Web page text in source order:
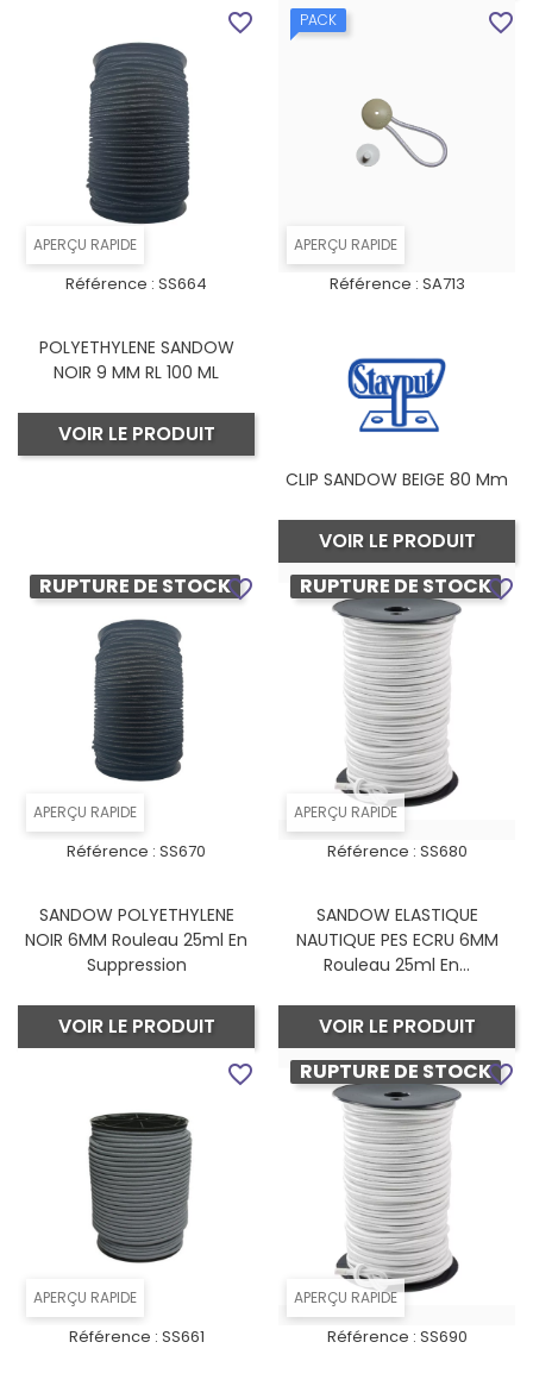
APERÇU RAPIDE
Référence : SS664
POLYETHYLENE SANDOW
NOIR 9 MM RL 100 ML
VOIR LE PRODUIT
favorite_border
APERÇU RAPIDE
PACK
Référence : SA713
CLIP SANDOW BEIGE 80 Mm
VOIR LE PRODUIT
favorite_border
APERÇU RAPIDE
RUPTURE DE STOCK
Référence : SS670
SANDOW POLYETHYLENE
NOIR 6MM Rouleau 25ml En
Suppression
VOIR LE PRODUIT
favorite_border
APERÇU RAPIDE
RUPTURE DE STOCK
Référence : SS680
SANDOW ELASTIQUE
NAUTIQUE PES ECRU 6MM
Rouleau 25ml En...
VOIR LE PRODUIT
favorite_border
APERÇU RAPIDE
Référence : SS661
favorite_border
APERÇU RAPIDE
RUPTURE DE STOCK
Référence : SS690
favorite_border